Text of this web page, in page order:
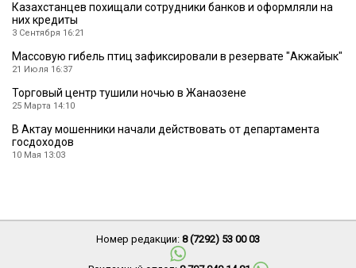
Казахстанцев похищали сотрудники банков и оформляли на
них кредиты
3 Сентября 16:21
Массовую гибель птиц зафиксировали в резервате ″Акжайык″
21 Июля 16:37
Торговый центр тушили ночью в Жанаозене
25 Марта 14:10
В Актау мошенники начали действовать от департамента
госдоходов
10 Мая 13:03
Номер редакции: 8 (7292) 53 00 03